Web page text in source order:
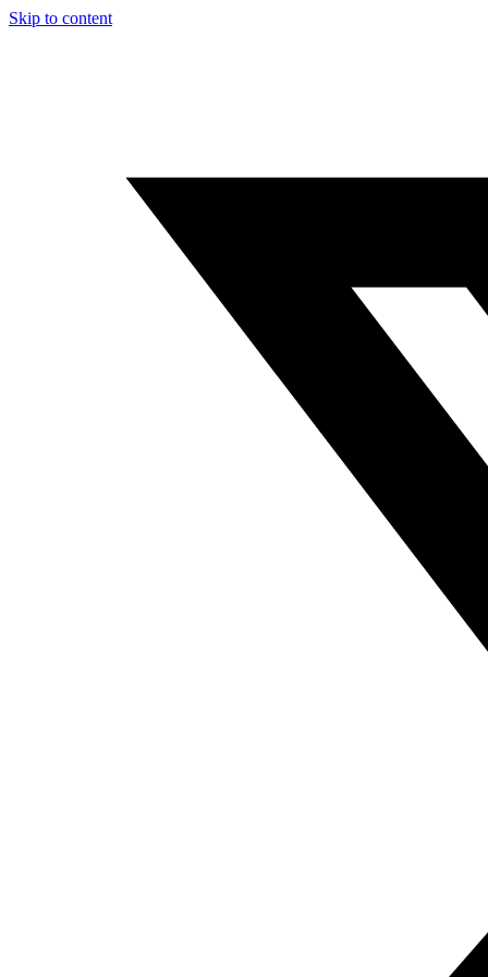
Skip to content